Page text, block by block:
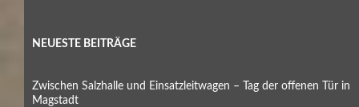
NEUESTE BEITRÄGE
Zwischen Salzhalle und Einsatzleitwagen – Tag der offenen Tür in
Magstadt